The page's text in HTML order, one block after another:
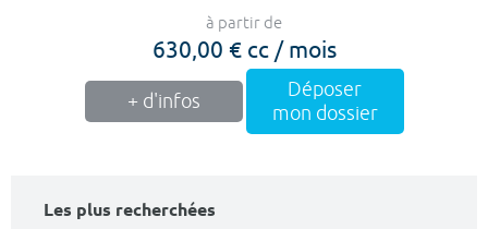
à partir de
630,00 € cc / mois
+ d'infos
Déposer
mon dossier
Les plus recherchées